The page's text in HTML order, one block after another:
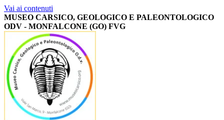
Vai ai contenuti
MUSEO CARSICO, GEOLOGICO E PALEONTOLOGICO
ODV - MONFALCONE (GO) FVG